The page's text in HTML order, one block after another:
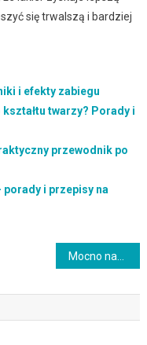
się trwalszą i bardziej
i efekty zabiegu
kształtu twarzy? Porady i
przewodnik po
i przepisy na